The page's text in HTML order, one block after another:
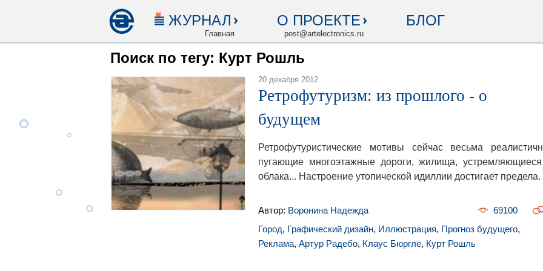
ЖУРНАЛ
Главная
О ПРОЕКТЕ
post@artelectronics.ru
БЛОГ
Поиск по тегу: Курт Рошль
20 декабря 2012
Ретрофутуризм: из прошлого - о
будущем
Ретрофутуристические мотивы сейчас весьма
пугающие многоэтажные дороги, жилища,
облака... Настроение утопической идиллии достигает предела.
Автор: Воронина Надежда
69100
Город, Графический дизайн, Иллюстрация, Прогноз будущего,
Реклама, Артур Радебо, Клаус Бюргле, Курт Рошль